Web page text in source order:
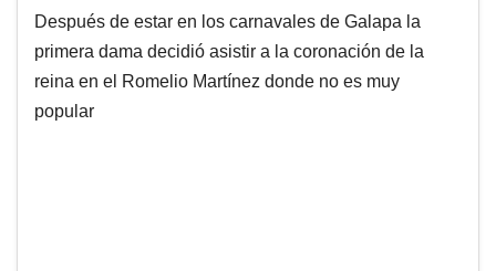
Después de estar en los carnavales de Galapa la
primera dama decidió asistir a la coronación de la
reina en el Romelio Martínez donde no es muy
popular